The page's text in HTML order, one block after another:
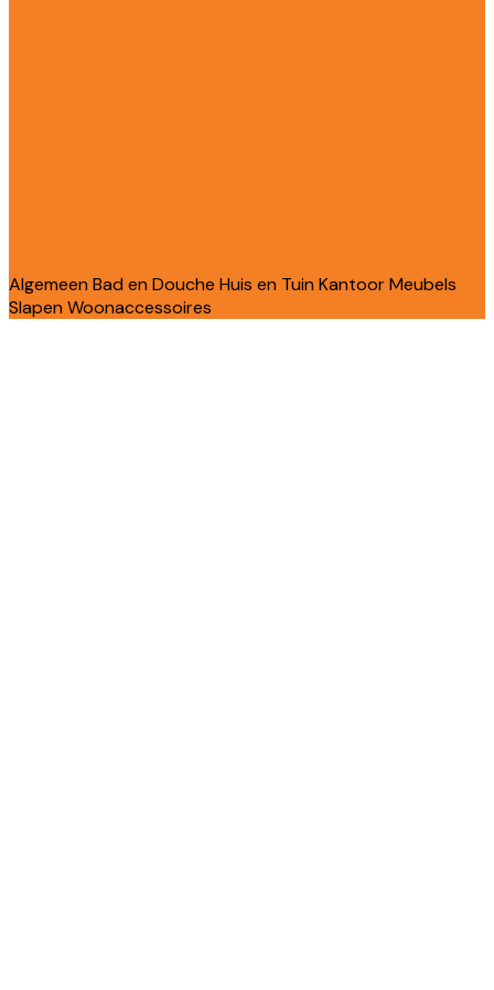
Algemeen Bad en Douche Huis en Tuin KantoorMeubels
Slapen Woonaccessoires